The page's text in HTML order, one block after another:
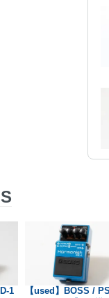
1
【used】BOSS /